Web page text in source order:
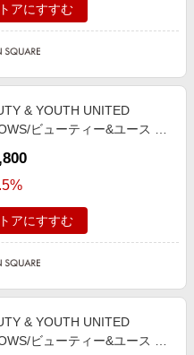
アにすすむ
& YOUTH UNITED
ビューティー&ユース ユ
ソフト ショルダーバッグ
DK. GRAY FREE
アにすすむ
& YOUTH UNITED
ビューティー&ユース ユ